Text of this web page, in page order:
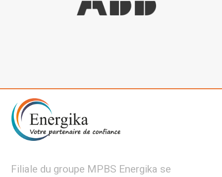
Filiale du groupe MPBS Energika se